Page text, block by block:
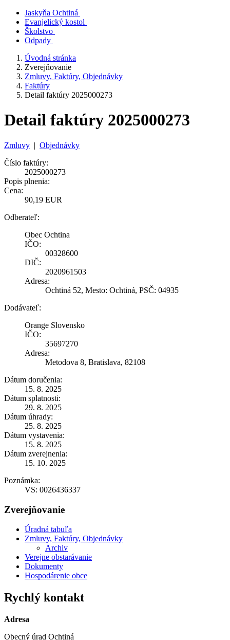
Jaskyňa Ochtiná
Evanjelický kostol
Školstvo
Odpady
Úvodná stránka
Zverejňovanie
Zmluvy, Faktúry, Objednávky
Faktúry
Detail faktúry 2025000273
Detail faktúry 2025000273
Zmluvy | Objednávky
Číslo faktúry:
2025000273
Popis plnenia:
Cena:
90,19 EUR
Odberateľ:
Obec Ochtina
IČO:
00328600
DIČ:
2020961503
Adresa:
Ochtiná 52, Mesto: Ochtiná, PSČ: 04935
Dodávateľ:
Orange Slovensko
IČO:
35697270
Adresa:
Metodova 8, Bratislava, 82108
Dátum doručenia:
15. 8. 2025
Dátum splatnosti:
29. 8. 2025
Dátum úhrady:
25. 8. 2025
Dátum vystavenia:
15. 8. 2025
Dátum zverejnenia:
15. 10. 2025
Poznámka:
VS: 0026436337
Zverejňovanie
Úradná tabuľa
Zmluvy, Faktúry, Objednávky
Archiv
Verejne obstarávanie
Dokumenty
Hospodárenie obce
Rychlý kontakt
Adresa
Obecný úrad Ochtiná